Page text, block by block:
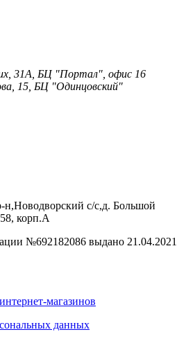
31А, БЦ "Портал", офис 16
15, БЦ "Одинцовский"
с/с,д. Большой
корп.А
№692182086 выдано 21.04.2021
магазинов
данных